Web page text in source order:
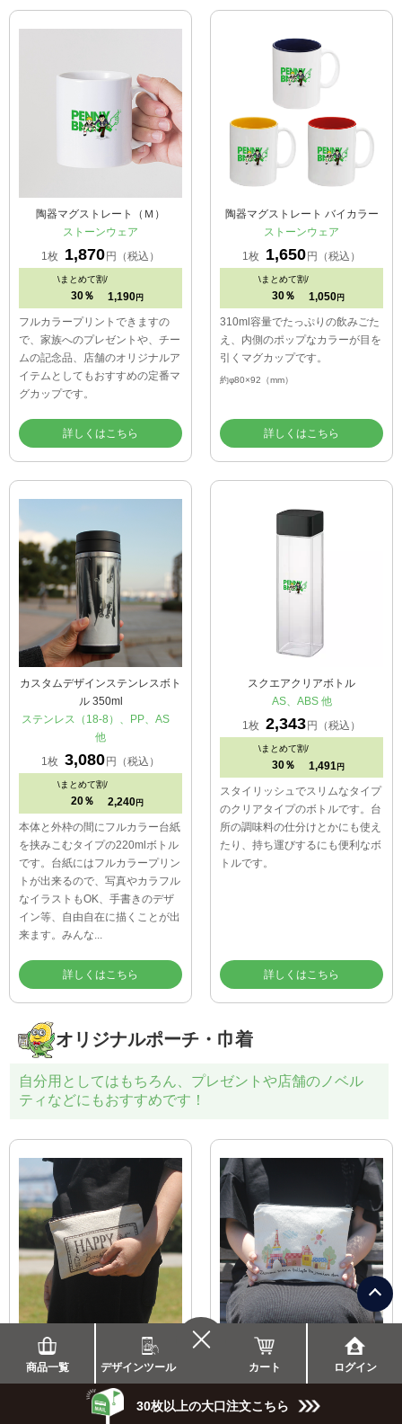
商品一覧 デザインツール カート ログイン
30枚以上の大口注文こちら
陶器マグストレート（Ｍ）
ストーンウェア
1枚
1,870円（税込）
\まとめて割/
30％ 1,190円
フルカラープリントできますの
で、家族へのプレゼントや、チー
ムの記念品、店舗のオリジナルア
イテムとしてもおすすめの定番マ
グカップです。
詳しくはこちら
陶器マグストレート バイカラー
ストーンウェア
1枚
1,650円（税込）
\まとめて割/
30％ 1,050円
310ml容量でたっぷりの飲みごた
え、内側のポップなカラーが目を
引くマグカップです。
約φ80×92（mm）
詳しくはこちら
カスタムデザインステンレスボト
ル 350ml
ステンレス（18-8）、PP、AS
他
1枚 3,080円（税込）
\まとめて割/
20％ 2,240円
本体と外枠の間にフルカラー台紙
を挟みこむタイプの220mlボトル
です。台紙にはフルカラープリン
トが出来るので、写真やカラフル
なイラストもOK、手書きのデザ
イン等、自由自在に描くことが出
来ます。みんな...
詳しくはこちら
スクエアクリアボトル
AS、ABS 他
1枚 2,343円（税込）
\まとめて割/
30％ 1,491 円
スタイリッシュでスリムなタイプ
のクリアタイプのボトルです。台
所の調味料の仕分けとかにも使え
たり、持ち運びするにも便利なボ
トルです。
詳しくはこちら
オリジナルポーチ・巾着
自分用としてはもちろん、プレゼントや店舗のノベル
ティなどにもおすすめです！
ぺたんこポーチ（Ｓ）
コットン 12oz
1枚 1,309円（税込）
まとめて割/
ぺたんこポーチ（Ｍ）
1枚 1,419円（税込）
\まとめて割/